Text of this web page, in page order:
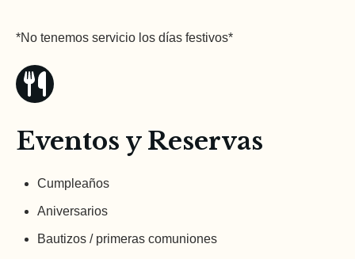
*No tenemos servicio los días festivos*
Eventos y Reservas
Cumpleaños
Aniversarios
Bautizos / primeras comuniones